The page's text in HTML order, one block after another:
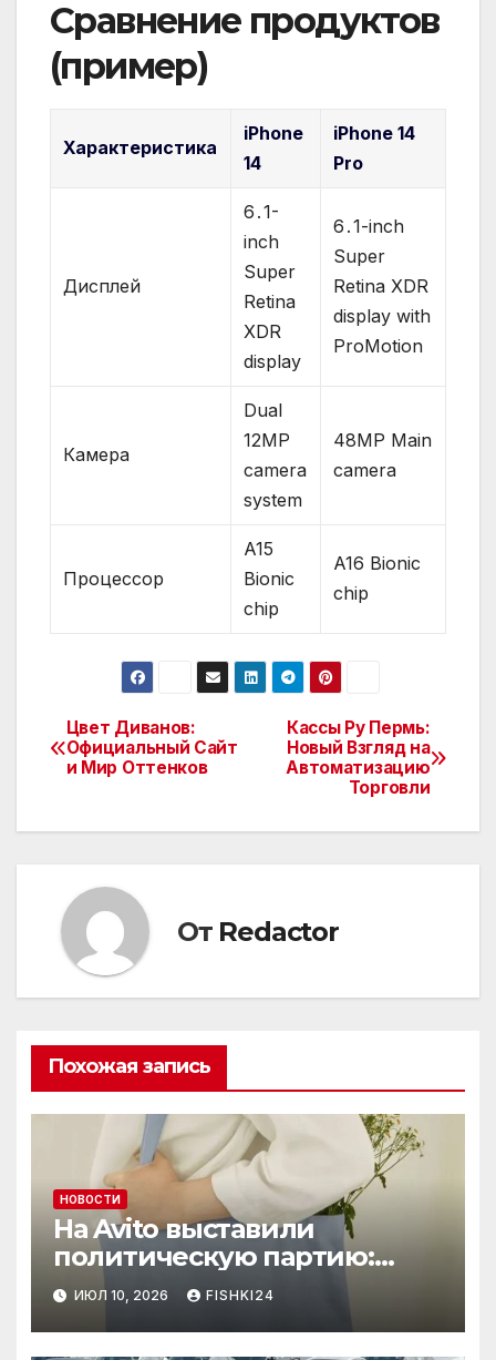
Сравнение продуктов
(пример)
Характеристика
iPhone
14
iPhone 14
Pro
Дисплей
6․1-
inch
Super
Retina
XDR
display
6․1-inch
Super
Retina XDR
display with
ProMotion
Камера
Dual
12MP
camera
system
48MP Main
camera
Процессор
A15
Bionic
chip
A16 Bionic
chip
Навигация
по
записям
Кассы Ру Пермь:
Новый Взгляд на
Автоматизацию
Торговли
Цвет Диванов:
Официальный Сайт
и Мир Оттенков
От Redactor
Похожая запись
НОВОСТИ
На Avito выставили
политическую партию:
необычный лот привлёк
внимание
ИЮЛ 10, 2026 FISHKI24